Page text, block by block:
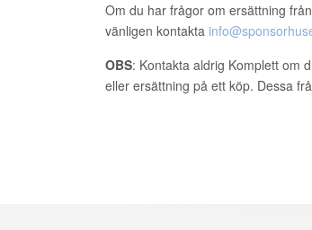
Om du har frågor om ersättning
vänligen kontakta
OBS: Kontakta aldrig Komplett om
eller ersättning på ett köp. Dessa